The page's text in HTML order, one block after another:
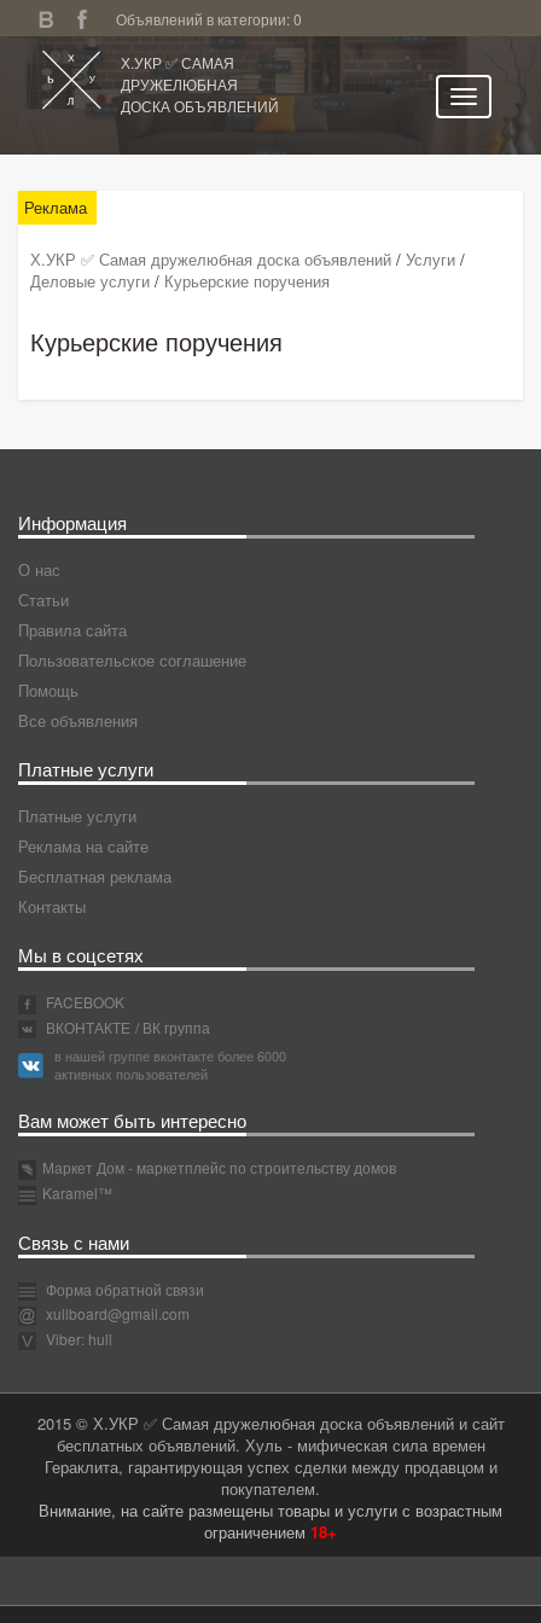
Объявлений в категории: 0
Х.УКР ✅ САМАЯ
ДРУЖЕЛЮБНАЯ
ДОСКА ОБЪЯВЛЕНИЙ
Все регионы
Избранное
Поиск по сайту
Реклама
Х.УКР ✅ Самая дружелюбная доска объявлений / Услуги /
Деловые услуги / Курьерские поручения
Курьерские поручения
Информация
О нас
Статьи
Правила сайта
Пользовательское соглашение
Помощь
Все объявления
Платные услуги
Платные услуги
Реклама на сайте
Бесплатная реклама
Контакты
Мы в соцсетях
FACEBOOK
ВКОНТАКТЕ / ВК группа
в нашей группе вконтакте более 6000
активных пользователей
Вам может быть интересно
Маркет Дом - маркетплейс по строительству домов
Karamel™
Связь с нами
Форма обратной связи
xullboard@gmail.com
Viber: hull
2015 © Х.УКР ✅ Самая дружелюбная доска объявлений и сайт
бесплатных объявлений. Хуль - мифическая сила времен
Гераклита, гарантирующая успех сделки между продавцом и
покупателем.
Внимание, на сайте размещены товары и услуги с возрастным
ограничением 18+